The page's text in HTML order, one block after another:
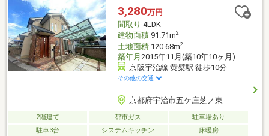
７分・フレスコ…歩８分・郵便局…歩１２分‐‐‐‐‐‐‐‐‐‐
3,280万円
間取り 4LDK
建物面積91.71m2
土地面積120.68m2
築年月 2015年11月(築10年10ヶ月)
京阪宇治線 黄檗駅 徒歩10分
その他の交通
京都府宇治市五ケ庄芝ノ東
2階建て 都市ガス
駐車場あり
駐車3台
システムキッチン 床暖房